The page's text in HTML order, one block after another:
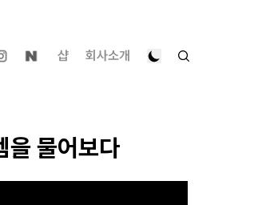
샵 회사소개
을 물어보다